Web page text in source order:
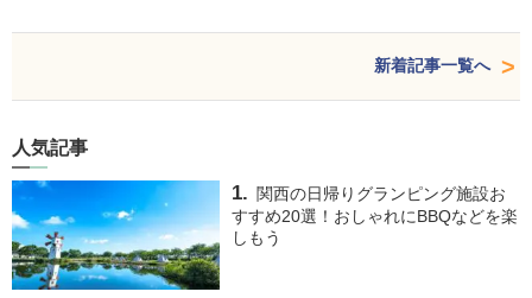
新着記事一覧へ
人気記事
関西の日帰りグランピング施設お
すすめ20選！おしゃれにBBQなどを楽
しもう